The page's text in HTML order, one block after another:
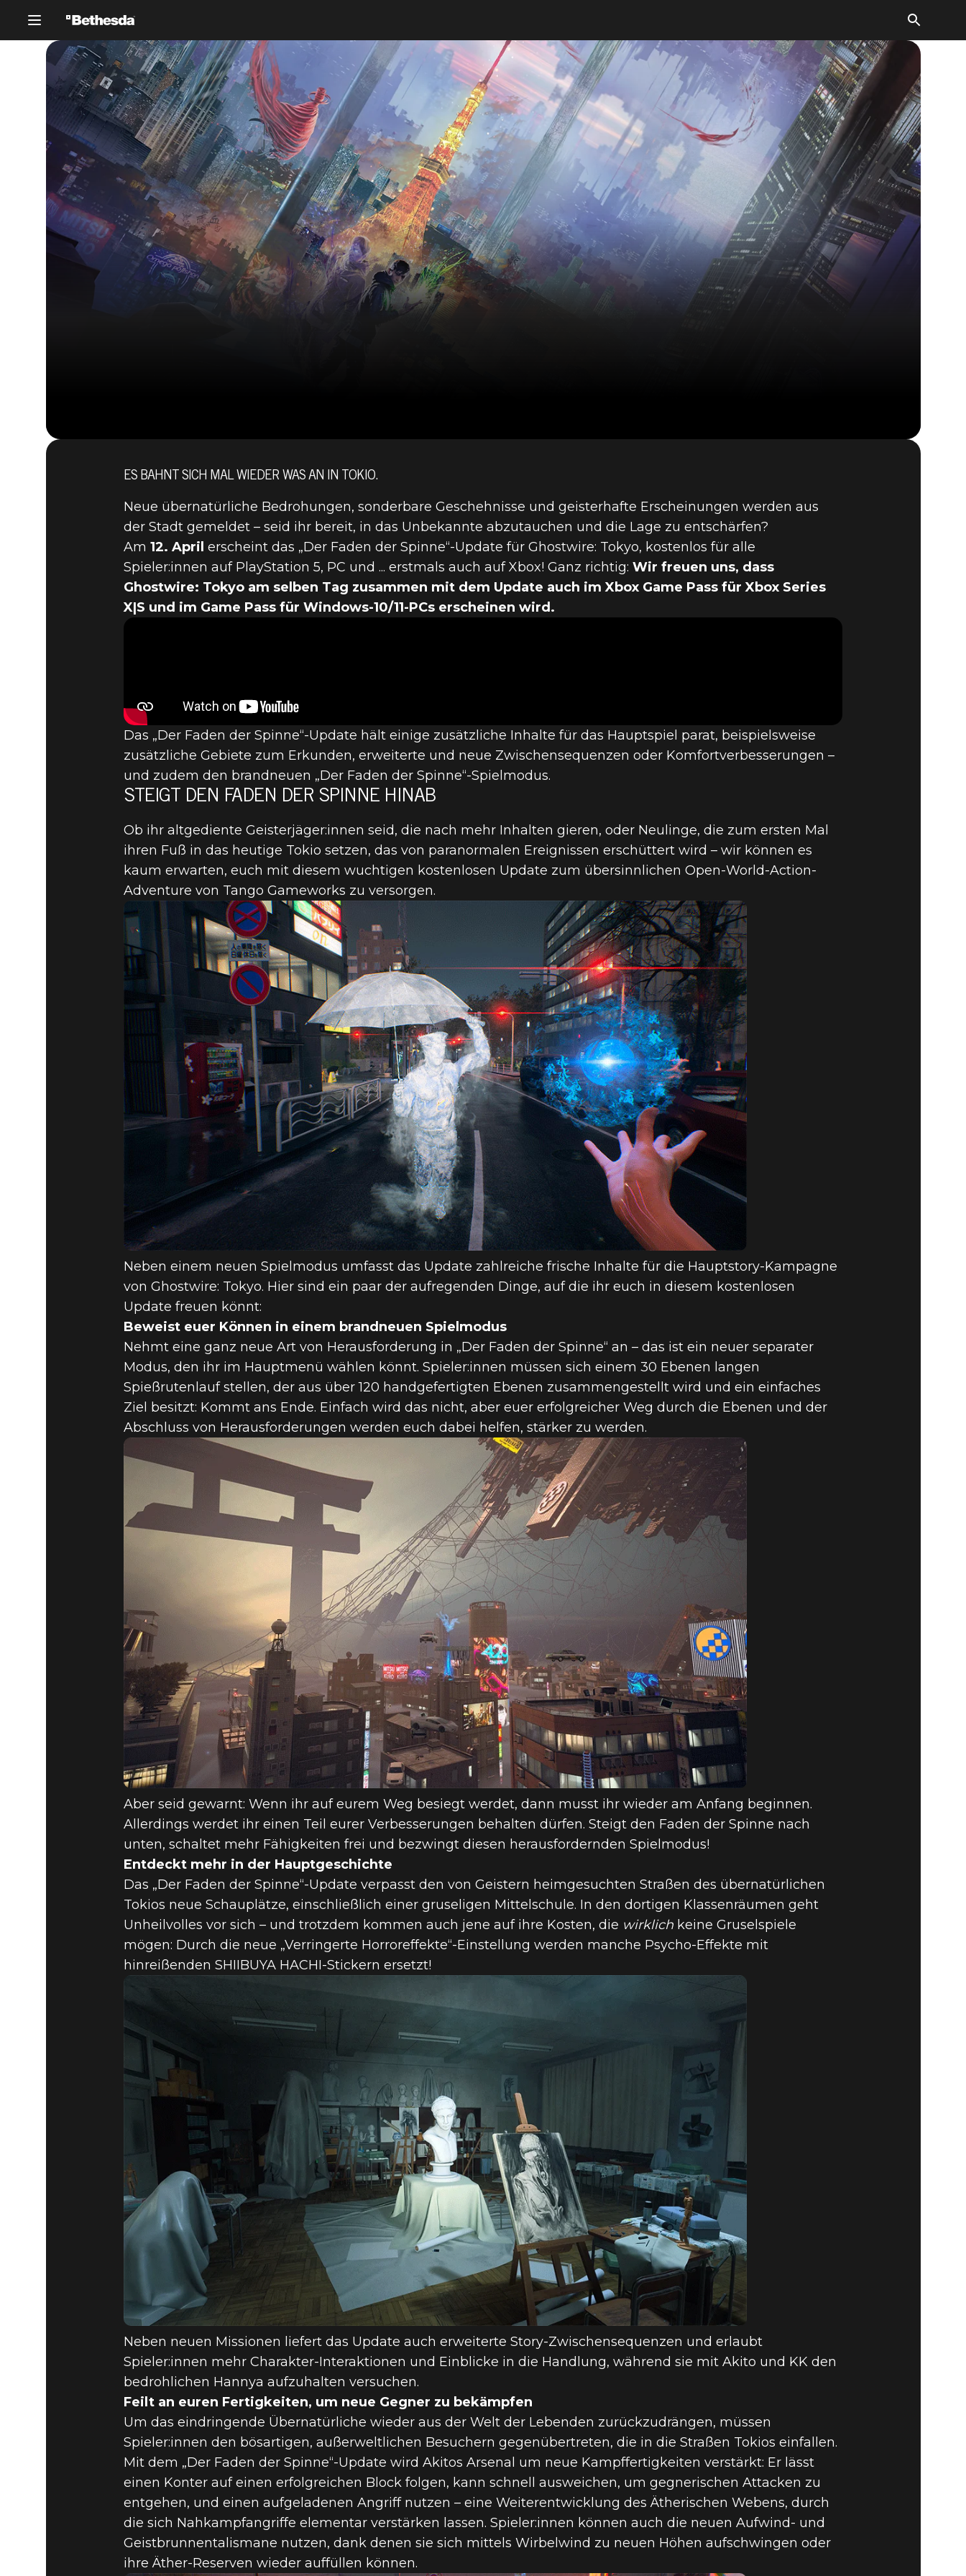
Ghostwire: Tokyo 15. März 2023
DAS KOSTENLOSE „DER FADEN
GHOSTWIRE: TOKYO IM APRIL
NEUE GEBIETE, FÄHIGKEITEN UND
HERAUSFORDERUNGEN –
AUSSERDEM KOMMT'S AUCH FÜR X
BOX!
ES BAHNT SICH MAL WIEDER WAS AN IN TOKIO.
Neue übernatürliche Bedrohungen, sonderbare Geschehnisse und geisterhafte Erscheinungen werden aus
der Stadt gemeldet – seid ihr bereit, in das Unbekannte abzutauchen und die Lage zu entschärfen?
Am 12. April erscheint das „Der Faden der Spinne“-Update für Ghostwire: Tokyo, kostenlos für alle
Spieler:innen auf PlayStation 5, PC und ... erstmals auch auf Xbox! Ganz richtig: Wir freuen uns, dass
Ghostwire: Tokyo am selben Tag zusammen mit dem Update auch im Xbox Game Pass für Xbox Series
X|S und im Game Pass für Windows-10/11-PCs erscheinen wird.
Das „Der Faden der Spinne“-Update hält einige zusätzliche Inhalte für das Hauptspiel parat, beispielsweise
zusätzliche Gebiete zum Erkunden, erweiterte und neue Zwischensequenzen oder Komfortverbesserungen –
und zudem den brandneuen „Der Faden der Spinne“-Spielmodus.
STEIGT DEN FADEN DER SPINNE HINAB
Ob ihr altgediente Geisterjäger:innen seid, die nach mehr Inhalten gieren, oder Neulinge, die zum ersten Mal
ihren Fuß in das heutige Tokio setzen, das von paranormalen Ereignissen erschüttert wird – wir können es
kaum erwarten, euch mit diesem wuchtigen kostenlosen Update zum übersinnlichen Open-World-Action-
Adventure von Tango Gameworks zu versorgen.
Neben einem neuen Spielmodus umfasst das Update zahlreiche frische Inhalte für die Hauptstory-Kampagne
von Ghostwire: Tokyo. Hier sind ein paar der aufregenden Dinge, auf die ihr euch in diesem kostenlosen
Update freuen könnt:
Beweist euer Können in einem brandneuen Spielmodus
Nehmt eine ganz neue Art von Herausforderung in „Der Faden der Spinne“ an – das ist ein neuer separater
Modus, den ihr im Hauptmenü wählen könnt. Spieler:innen müssen sich einem 30 Ebenen langen
Spießrutenlauf stellen, der aus über 120 handgefertigten Ebenen zusammengestellt wird und ein einfaches
Ziel besitzt: Kommt ans Ende. Einfach wird das nicht, aber euer erfolgreicher Weg durch die Ebenen und der
Abschluss von Herausforderungen werden euch dabei helfen, stärker zu werden.
Aber seid gewarnt: Wenn ihr auf eurem Weg besiegt werdet, dann musst ihr wieder am Anfang beginnen.
Allerdings werdet ihr einen Teil eurer Verbesserungen behalten dürfen. Steigt den Faden der Spinne nach
unten, schaltet mehr Fähigkeiten frei und bezwingt diesen herausfordernden Spielmodus!
Entdeckt mehr in der Hauptgeschichte
Das „Der Faden der Spinne“-Update verpasst den von Geistern heimgesuchten Straßen des übernatürlichen
Tokios neue Schauplätze, einschließlich einer gruseligen Mittelschule. In den dortigen Klassenräumen geht
Unheilvolles vor sich – und trotzdem kommen auch jene auf ihre Kosten, die wirklich keine Gruselspiele
mögen: Durch die neue „Verringerte Horroreffekte“-Einstellung werden manche Psycho-Effekte mit
hinreißenden SHIIBUYA HACHI-Stickern ersetzt!
Neben neuen Missionen liefert das Update auch erweiterte Story-Zwischensequenzen und erlaubt
Spieler:innen mehr Charakter-Interaktionen und Einblicke in die Handlung, während sie mit Akito und KK den
bedrohlichen Hannya aufzuhalten versuchen.
Feilt an euren Fertigkeiten, um neue Gegner zu bekämpfen
Um das eindringende Übernatürliche wieder aus der Welt der Lebenden zurückzudrängen, müssen
Spieler:innen den bösartigen, außerweltlichen Besuchern gegenübertreten, die in die Straßen Tokios einfallen.
Mit dem „Der Faden der Spinne“-Update wird Akitos Arsenal um neue Kampffertigkeiten verstärkt: Er lässt
einen Konter auf einen erfolgreichen Block folgen, kann schnell ausweichen, um gegnerischen Attacken zu
entgehen, und einen aufgeladenen Angriff nutzen – eine Weiterentwicklung des Ätherischen Webens, durch
die sich Nahkampfangriffe elementar verstärken lassen. Spieler:innen können auch die neuen Aufwind- und
Geistbrunnentalismane nutzen, dank denen sie sich mittels Wirbelwind zu neuen Höhen aufschwingen oder
ihre Äther-Reserven wieder auffüllen können.